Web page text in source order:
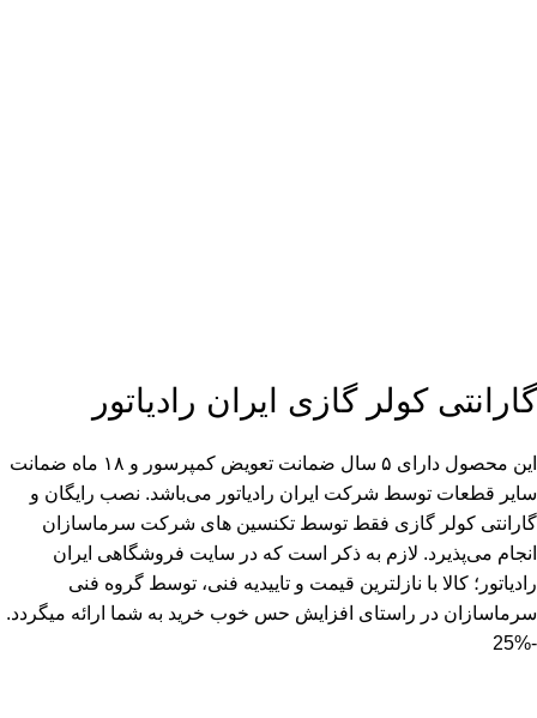
گارانتی کولر گازی ایران رادیاتور
این محصول دارای ۵ سال ضمانت تعویض کمپرسور و ۱۸ ماه ضمانت
سایر قطعات توسط شرکت ایران رادیاتور می‌باشد. نصب رایگان و
گارانتی کولر گازی فقط توسط تکنسین های شرکت سرماسازان
انجام می‌پذیرد. لازم به ذکر است که در سایت فروشگاهی ایران
رادیاتور؛ کالا با نازلترین قیمت و تاییدیه فنی، توسط گروه فنی
سرماسازان در راستای افزایش حس خوب خرید به شما ارائه میگردد.
-25%